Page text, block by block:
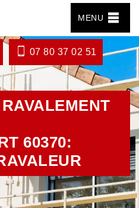
MENU
07 80 37 02 51
60370: